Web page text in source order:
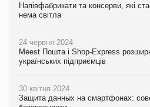
Напівфабрикати та консерви, які
нема світла
24 червня 2024
Meest Пошта і Shop-Express
українських підприємців
30 квітня 2024
Защита данных на смартфонах: